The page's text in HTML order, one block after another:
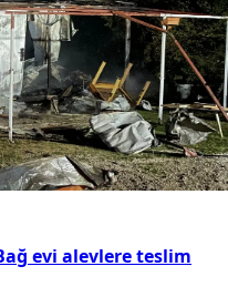
evi alevlere teslim